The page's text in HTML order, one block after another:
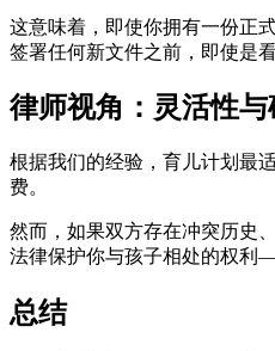
这意味着，即使你拥有一份正
签署任何新文件之前，即使是
律师视角：灵活性
根据我们的经验，育儿计划最
费。
然而，如果双方存在冲突历史
法律保护你与孩子相处的权利
总结